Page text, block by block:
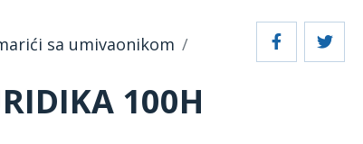
sa umivaonikom
100H